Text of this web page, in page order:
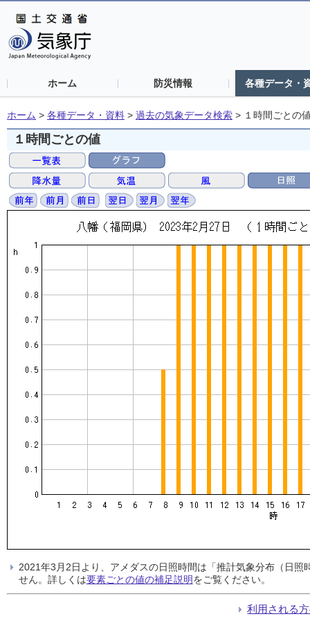
ホーム 防災情報 各種データ・
ホーム > 各種データ・資料 > 過去の気象データ検索 > １時間ごとの
１時間ごとの値
2021年3月2日より、アメダスの日照時間は「推計気象分布（日
せん。詳しくは要素ごとの値の補足説明をご覧ください。
利用される